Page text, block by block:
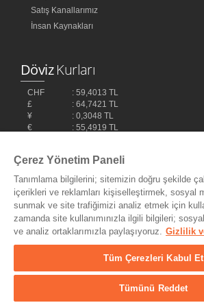
Satış Kanallarımız
İnsan Kaynakları
DövizKurları
CHF
: 59,4013 TL
£
: 64,7421 TL
¥
: 0,3048 TL
€
: 55,4919 TL
Bilişim
© Copyright 2004 - 2026 MyDukkan Müzik
Şti. - Her Hakkı Saklıdır.
Çerez Yönetim Paneli
Tanımlama bilgilerini; sitemizin doğru şekilde
içerikleri ve reklamları kişiselleştirmek, sosyal
sunmak ve site trafiğimizi analiz etmek için
zamanda site kullanımınızla ilgili bilgileri;
ve analiz ortaklarımızla paylaşıyoruz. Gizlilik
Tüm Çerezleri Kabul Et
Tümünü Reddet